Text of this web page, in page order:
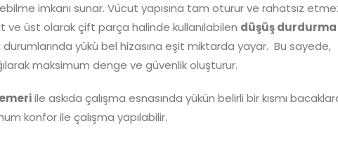
imkanı sunar. Vücut yapısına tam oturur ve rahatsız
ve üst olarak çift parça halinde kullanılabilen düşüş durdurma
yükü bel hizasına eşit miktarda yayar. Bu sayede,
maksimum denge ve güvenlik oluşturur.
ile askıda çalışma esnasında yükün belirli bir kısmı
konfor ile çalışma yapılabilir.